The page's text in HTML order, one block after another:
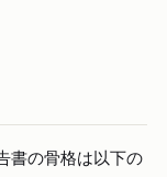
書の骨格は以下の